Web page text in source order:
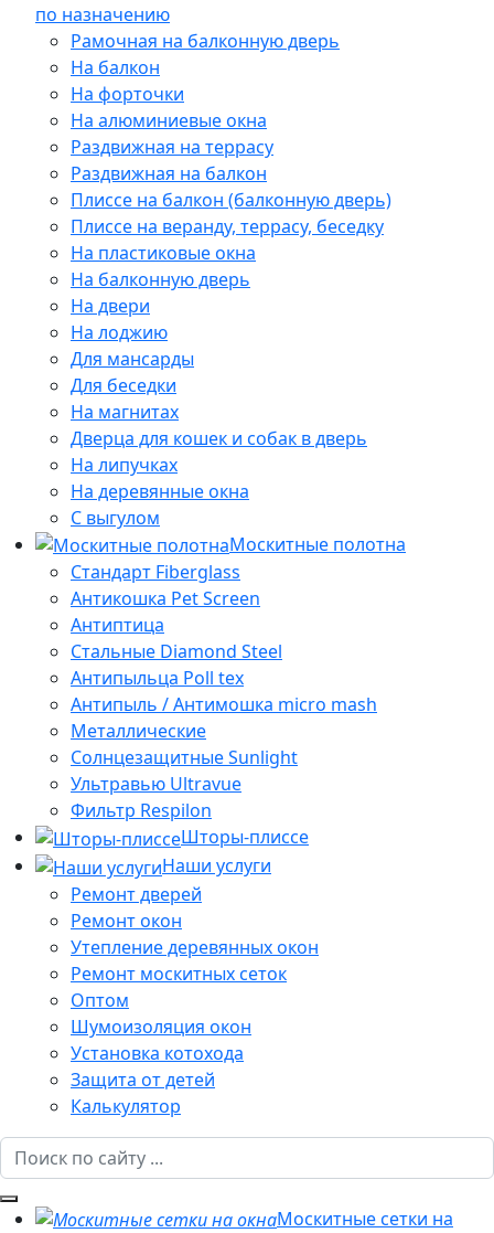
по назначению
Рамочная на балконную дверь
На балкон
На форточки
На алюминиевые окна
Раздвижная на террасу
Раздвижная на балкон
Плиссе на балкон (балконную дверь)
Плиссе на веранду, террасу, беседку
На пластиковые окна
На балконную дверь
На двери
На лоджию
Для мансарды
Для беседки
На магнитах
Дверца для кошек и собак в дверь
На липучках
На деревянные окна
С выгулом
Москитные полотна
Стандарт Fiberglass
Антикошка Pet Screen
Антиптица
Стальные Diamond Steel
Антипыльца Poll tex
Антипыль / Антимошка micro mash
Металлические
Солнцезащитные Sunlight
Ультравью Ultravue
Фильтр Respilon
Шторы-плиссе
Наши услуги
Ремонт дверей
Ремонт окон
Утепление деревянных окон
Ремонт москитных сеток
Оптом
Шумоизоляция окон
Установка котохода
Защита от детей
Калькулятор
Москитные сетки на